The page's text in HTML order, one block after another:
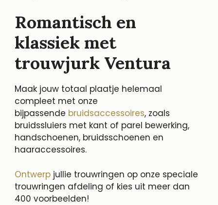
Romantisch en
klassiek met
trouwjurk Ventura
Maak jouw totaal plaatje helemaal
compleet met onze
bijpassende bruidsaccessoires, zoals
bruidssluiers met kant of parel bewerking,
handschoenen, bruidsschoenen en
haaraccessoires.
Ontwerp jullie trouwringen op onze speciale
trouwringen afdeling of kies uit meer dan
400 voorbeelden!